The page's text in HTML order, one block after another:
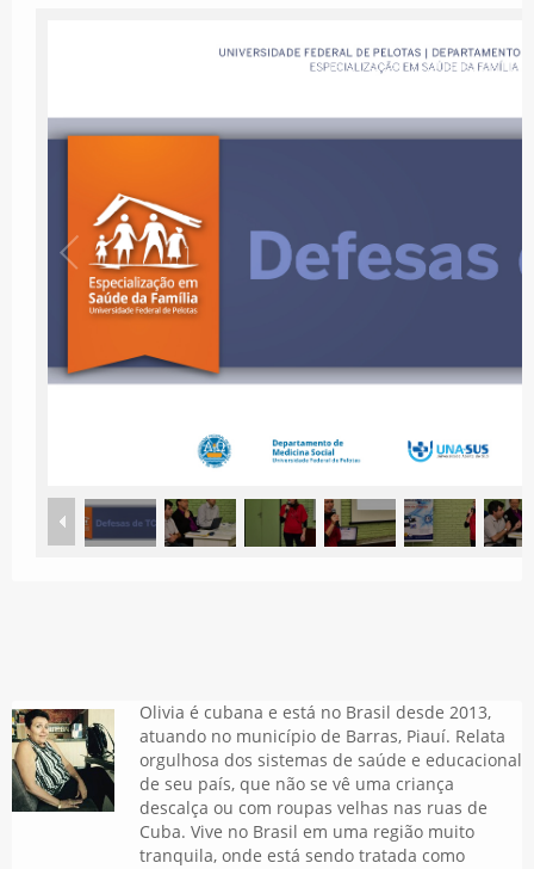
Olivia é cubana e está no Brasil desde 2013,
atuando no município de Barras, Piauí. Relata
orgulhosa dos sistemas de saúde e educacional
de seu país, que não se vê uma criança
descalça ou com roupas velhas nas ruas de
Cuba. Vive no Brasil em uma região muito
tranquila, onde está sendo tratada como